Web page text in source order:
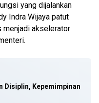
yang dijalankan
Indra Wijaya patut
akselerator
Disiplin, Kepemimpinan